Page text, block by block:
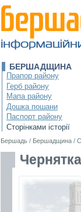
БЕРШАДЩИНА
Прапор району
Герб району
Мапа району
Дошка пошани
Паспорт району
Сторінками історії
Бершадь / Бершадщина /
Чернятка